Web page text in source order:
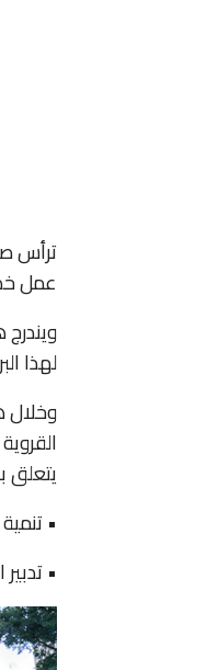
عمل
لهذا
وخلال
يتعلق
•
•